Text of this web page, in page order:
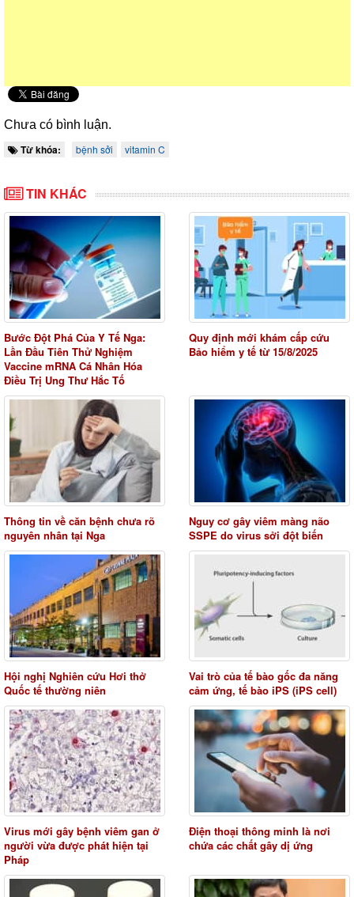
Chưa có bình luận.
Từ khóa: bệnh sởi vitamin C
TIN KHÁC
Bước Đột Phá Của Y Tế Nga:
Lần Đầu Tiên Thử Nghiệm
Vaccine mRNA Cá Nhân Hóa
Điều Trị Ung Thư Hắc Tố
Quy định mới khám cấp cứu
Bảo hiểm y tế từ 15/8/2025
Thông tin về căn bệnh chưa rõ
nguyên nhân tại Nga
Nguy cơ gây viêm màng não
SSPE do virus sởi đột biến
Hội nghị Nghiên cứu Hơi thở
Quốc tế thường niên
Vai trò của tế bào gốc đa năng
cảm ứng, tế bào iPS (iPS cell)
Virus mới gây bệnh viêm gan ở
người vừa được phát hiện tại
Pháp
Điện thoại thông minh là nơi
chứa các chất gây dị ứng